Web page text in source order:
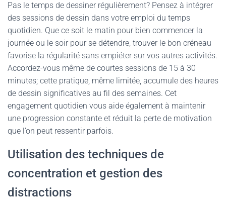
Pas le temps de dessiner régulièrement? Pensez à intégrer
des sessions de dessin dans votre emploi du temps
quotidien. Que ce soit le matin pour bien commencer la
journée ou le soir pour se détendre, trouver le bon créneau
favorise la régularité sans empiéter sur vos autres activités.
Accordez-vous même de courtes sessions de 15 à 30
minutes; cette pratique, même limitée, accumule des heures
de dessin significatives au fil des semaines. Cet
engagement quotidien vous aide également à maintenir
une progression constante et réduit la perte de motivation
que l’on peut ressentir parfois.
Utilisation des techniques de
concentration et gestion des
distractions